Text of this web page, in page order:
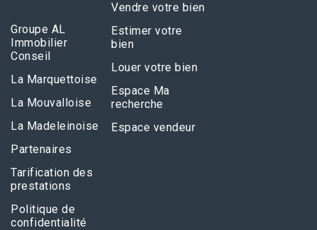
Groupe AL
Immobilier
Conseil
La Marquettoise
La Mouvalloise
La Madeleinoise
Partenaires
Tarification des
prestations
Politique de
confidentialité
Vendre votre bien
Estimer votre
bien
Louer votre bien
Espace Ma
recherche
Espace vendeur